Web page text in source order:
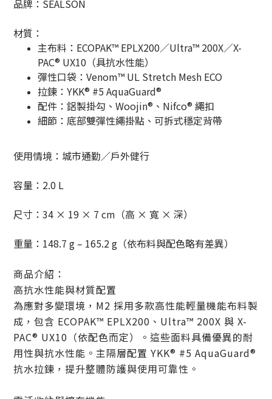
品牌：SEALSON
材質：
主布料：ECOPAK™ EPLX200／Ultra™ 200X／X-
PAC® UX10（具抗水性能）
彈性口袋：Venom™ UL Stretch Mesh ECO
拉鍊：YKK® #5 AquaGuard®
配件：鋁製掛勾、Woojin®、Nifco® 繩扣
細節：底部雙彈性繩掛點、可拆式穩定背帶
使用情境：城市通勤／戶外健行
容量：2.0 L
尺寸：34 × 19 × 7 cm（高 × 寬 × 深）
重量： 148.7 g – 165.2 g （依布料與配色略有差異）
商品介紹：
高抗水性能與材質配置
為應對多變環境，M2 採用多款高性能輕量機能布料製
成，包含 ECOPAK™ EPLX200、Ultra™ 200X 與 X-
PAC® UX10（依配色而定）。這些面料具備優異的耐
用性與抗水性能。主隔層配置 YKK® #5 AquaGuard®
抗水拉鍊，提升整體防護與使用可靠性。